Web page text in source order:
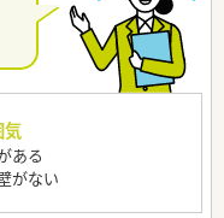
気
ある
がない